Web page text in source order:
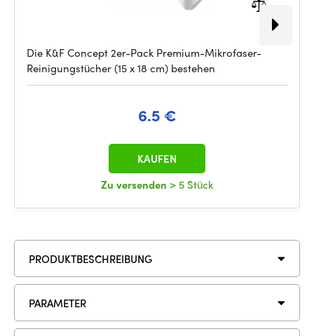
Die K&F Concept 2er-Pack Premium-Mikrofaser-
Reinigungstücher (15 x 18 cm) bestehen
6.5 €
Zu versenden > 5 Stück
KAUFEN
PRODUKTBESCHREIBUNG
PARAMETER